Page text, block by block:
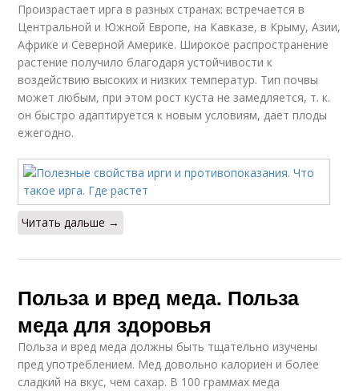
Произрастает ирга в разных странах: встречается в
Центральной и Южной Европе, на Кавказе, в Крыму, Азии,
Африке и Северной Америке. Широкое распространение
растение получило благодаря устойчивости к
воздействию высоких и низких температур. Тип почвы
может любым, при этом рост куста не замедляется, т. к.
он быстро адаптируется к новым условиям, дает плоды
ежегодно.
Читать дальше →
Польза и вред меда. Польза
меда для здоровья
Польза и вред меда должны быть тщательно изучены
пред употреблением. Мед довольно калориен и более
сладкий на вкус, чем сахар. В 100 граммах меда